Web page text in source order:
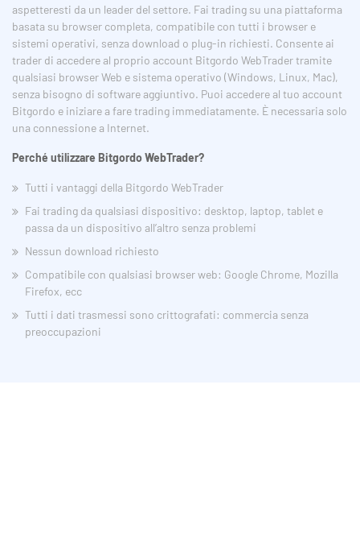
aspetteresti da un leader del settore. Fai trading su una piattaforma
basata su browser completa, compatibile con tutti i browser e
sistemi operativi, senza download o plug-in richiesti. Consente ai
trader di accedere al proprio account Bitgordo WebTrader tramite
qualsiasi browser Web e sistema operativo (Windows, Linux, Mac),
senza bisogno di software aggiuntivo. Puoi accedere al tuo account
Bitgordo e iniziare a fare trading immediatamente. È necessaria solo
una connessione a Internet.
Perché utilizzare Bitgordo WebTrader?
Tutti i vantaggi della Bitgordo WebTrader
Fai trading da qualsiasi dispositivo: desktop, laptop, tablet e
passa da un dispositivo all’altro senza problemi
Nessun download richiesto
Compatibile con qualsiasi browser web: Google Chrome, Mozilla
Firefox, ecc
Tutti i dati trasmessi sono crittografati: commercia senza
preoccupazioni